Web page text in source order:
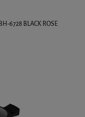
6728 BLACK ROSE